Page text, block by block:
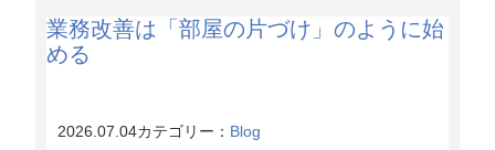
業務改善は「部屋の片づけ」のように始
める
2026.07.04カテゴリー： Blog